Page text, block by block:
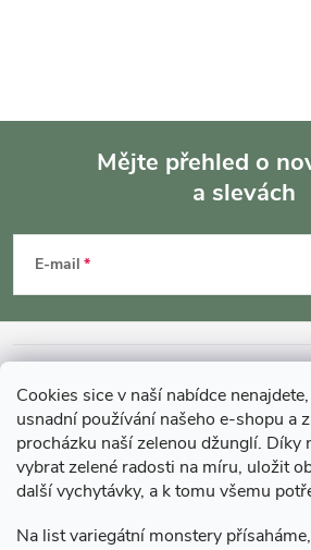
Cookies sice v naší nabídce
usnadní používání našeho e-shopu a
procházku naší zelenou džunglí. Díky
vybrat zelené radosti na míru, uložit
další vychytávky, a k tomu všemu
Na list variegátní monstery
p
a
Mějte přehled o
a slevách
E-mail
MOHLO BY VÁS ZAJÍMAT
O GARDNERS